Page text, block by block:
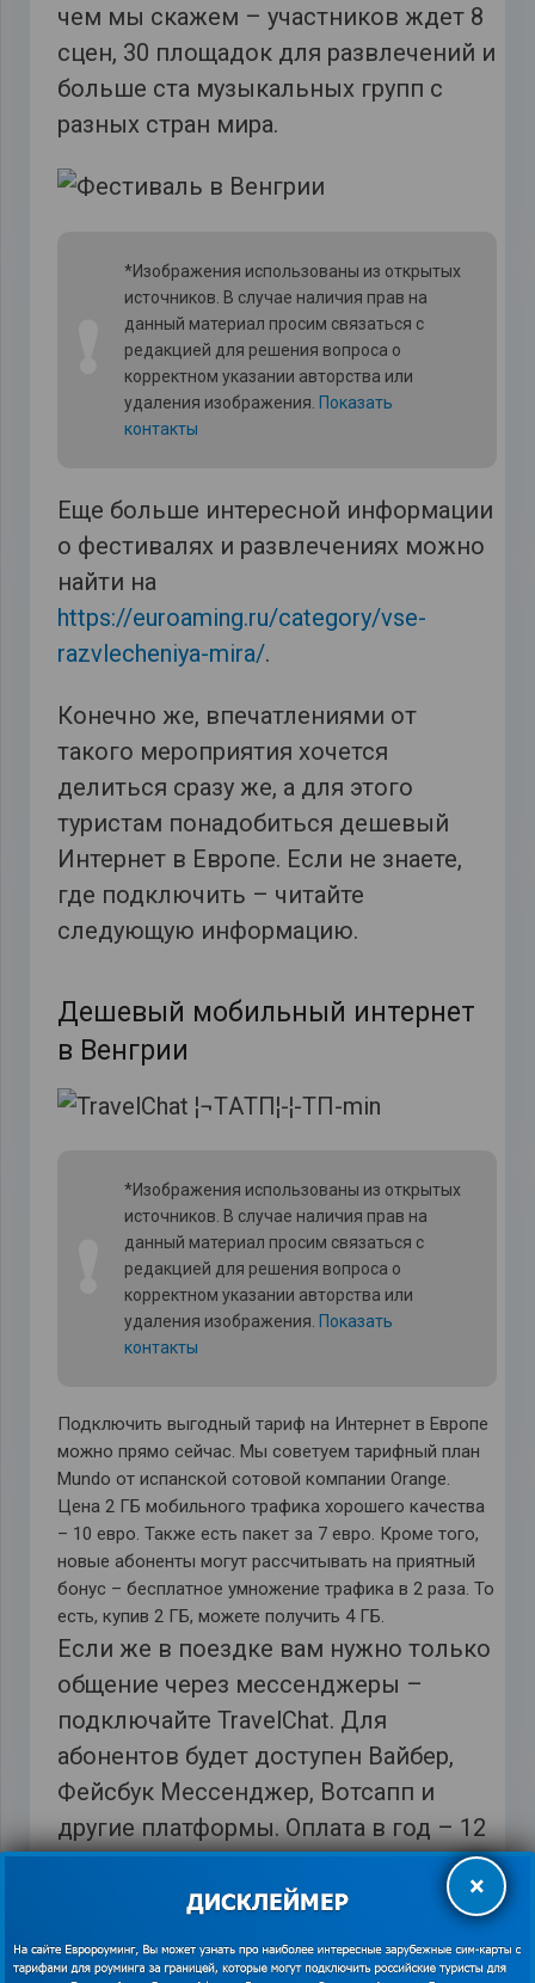
чем мы скажем – участников ждет 8
сцен, 30 площадок для развлечений и
больше ста музыкальных групп с
разных стран мира.
*Изображения использованы из открытых
источников. В случае наличия прав на
данный материал просим связаться с
редакцией для решения вопроса о
корректном указании авторства или
удаления изображения. Показать
контакты
Еще больше интересной информации
о фестивалях и развлечениях можно
найти на
https://euroaming.ru/category/vse-
razvlecheniya-mira/.
Конечно же, впечатлениями от
такого мероприятия хочется
делиться сразу же, а для этого
туристам понадобиться дешевый
Интернет в Европе. Если не знаете,
где подключить – читайте
следующую информацию.
Дешевый мобильный интернет
в Венгрии
*Изображения использованы из открытых
источников. В случае наличия прав на
данный материал просим связаться с
редакцией для решения вопроса о
корректном указании авторства или
удаления изображения. Показать
контакты
Подключить выгодный тариф на Интернет в Европе
можно прямо сейчас. Мы советуем тарифный план
Mundo от испанской сотовой компании Orange.
Цена 2 ГБ мобильного трафика хорошего качества
– 10 евро. Также есть пакет за 7 евро. Кроме того,
новые абоненты могут рассчитывать на приятный
бонус – бесплатное умножение трафика в 2 раза. То
есть, купив 2 ГБ, можете получить 4 ГБ.
Если же в поездке вам нужно только
общение через мессенджеры –
подключайте TravelChat. Для
абонентов будет доступен Вайбер,
Фейсбук Мессенджер, Вотсапп и
другие платформы. Оплата в год – 12
долларов, зона действия – 75 стран.
Подробности наhttps://euroaming.ru ×